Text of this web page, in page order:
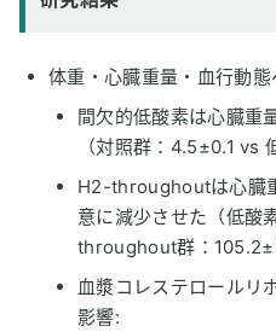
体重・心臓重量・血行動態
間欠的低酸素は心臓重
（対照群：4.5±0.1 vs
H2-throughoutは心臓
意に減少させた（低酸
throughout群：
血漿コレステロールリ
影響: